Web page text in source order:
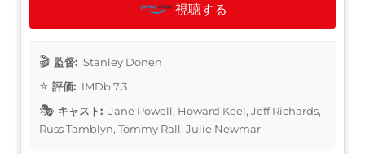
視聴する
監督: Stanley Donen
評価: IMDb 7.3
キャスト: Jane Powell, Howard Keel, Jeff Richards,
Russ Tamblyn, Tommy Rall, Julie Newmar